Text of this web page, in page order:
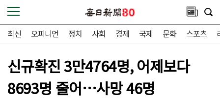
최신 오피니언 정치 사회 경제 국제 문화 스포츠
신규확진 3만4764명, 어제보다
8693명 줄어…사망 46명